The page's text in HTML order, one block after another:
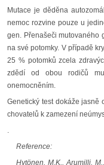
Mutace je děděna
nemoc rozvine pouze u
gen. Přenašeči mutovaného
na své potomky. V případě
25 % potomků zcela
zdědí od obou rodičů
onemocněním.
Genetický test dokáže jasně
chovatelů k zamezení
.
Reference:
Hytönen, M.K., Arumilli,